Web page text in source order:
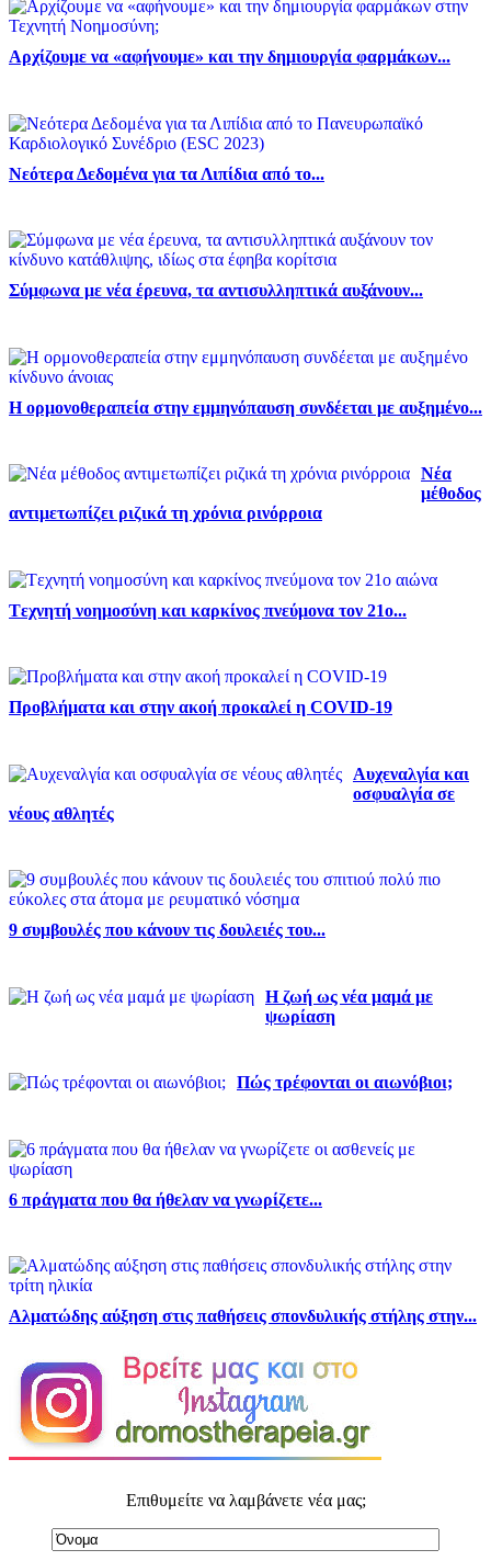
Αρχίζουμε να «αφήνουμε» και την δημιουργία φαρμάκων...
Νεότερα Δεδομένα για τα Λιπίδια από το...
Σύμφωνα με νέα έρευνα, τα αντισυλληπτικά αυξάνουν...
Η ορμονοθεραπεία στην εμμηνόπαυση συνδέεται με αυξημένο...
Νέα
μέθοδος
αντιμετωπίζει ριζικά τη χρόνια ρινόρροια
Tεχνητή νοημοσύνη και καρκίνος πνεύμονα τον 21ο...
Προβλήματα και στην ακοή προκαλεί η COVID-19
Αυχεναλγία και
οσφυαλγία σε
νέους αθλητές
9 συμβουλές που κάνουν τις δουλειές του...
Η ζωή ως νέα μαμά με
ψωρίαση
Πώς τρέφονται οι αιωνόβιοι;
6 πράγματα που θα ήθελαν να γνωρίζετε...
Αλματώδης αύξηση στις παθήσεις σπονδυλικής στήλης στην...
Επιθυμείτε να λαμβάνετε νέα μας;